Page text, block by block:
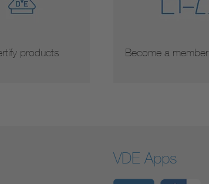
products Become a member
VDE Apps